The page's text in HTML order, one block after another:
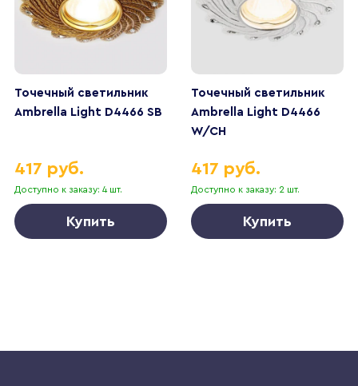
Точечный светильник
Ambrella Light D4466 SB
Доступно к заказу: 4 шт.
417 руб.
Купить
Точечный светильник
Ambrella Light D4466
W/CH
Доступно к заказу: 2 шт.
417 руб.
Купить